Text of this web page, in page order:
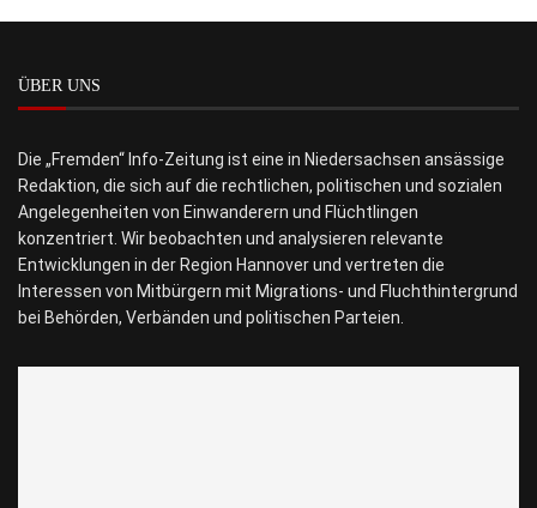
ÜBER UNS
Die „Fremden“ Info-Zeitung ist eine in Niedersachsen ansässige
Redaktion, die sich auf die rechtlichen, politischen und sozialen
Angelegenheiten von Einwanderern und Flüchtlingen
konzentriert. Wir beobachten und analysieren relevante
Entwicklungen in der Region Hannover und vertreten die
Interessen von Mitbürgern mit Migrations- und Fluchthintergrund
bei Behörden, Verbänden und politischen Parteien.